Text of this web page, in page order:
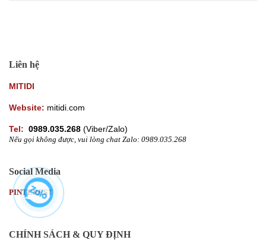
Liên hệ
MITIDI
Website: mitidi.com
Tel: 0989.035.268 (Viber/Zalo)
Nếu gọi không được, vui lòng chat Zalo: 0989.035.268
Social Media
PINTEREST
CHÍNH SÁCH & QUY ĐỊNH